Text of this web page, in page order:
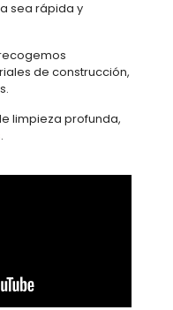
sea rápida y
de construcción,
limpieza profunda,
.